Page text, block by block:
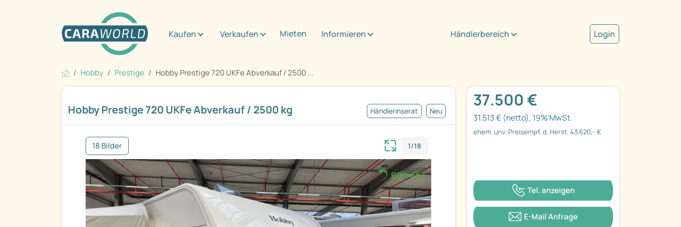
Kaufen Verkaufen Mieten Informieren Händlerbereich Login
Hobby Prestige Hobby Prestige 720 UKFe Abverkauf / 2500 ...
Hobby Prestige 720 UKFe Abverkauf / 2500 kg Händlerinserat Neu
18 Bilder 1/18
37.500 €
31.513 € (netto), 19% MwSt.
ehem. unv. Preisempf. d. Herst. 43.620,- €
Tel. anzeigen
E-Mail Anfrage